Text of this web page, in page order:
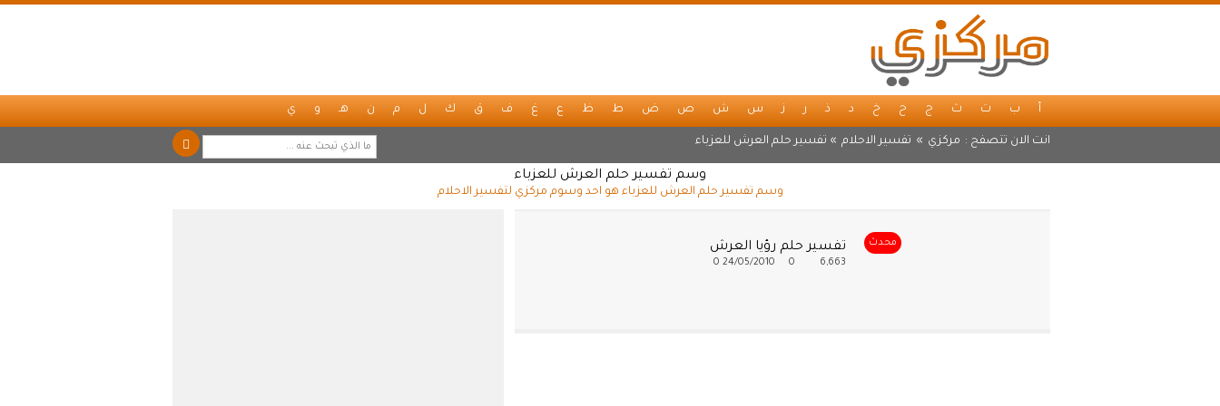
أ ب ت ث ج ح خ د ذ ر ز س ش ص ض ط ظ ع غ ف ق ك ل م ن هـ و ي
انت الان تتصفح : مركزي » تفسير الاحلام » تفسير حلم العرش للعزباء
وسم تفسير حلم العرش للعزباء
وسم تفسير حلم العرش للعزباء هو احد وسوم مركزي لتفسير الاحلام
محدث تفسير حلم رؤيا العرش
6,663
24/05/2010
0